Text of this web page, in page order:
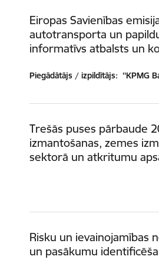
Eiropas Savienības
autotransporta un
informatīvs atbalsts un
Piegādātājs / izpildītājs: ''KPMG
Trešās puses pārbaude
izmantošanas, zemes
sektorā un atkritumu
Risku un ievainojamības
un pasākumu